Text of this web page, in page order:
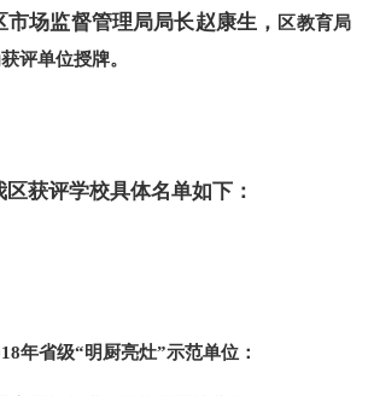
市场监督管理局局长赵康生， 区教育局
评单位授牌。
区获评学校具体名单如下：
年省级“明厨亮灶”示范单位：